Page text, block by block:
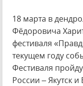
18 марта в
Фёдоровича
фестиваля
текущем году
Фестиваля
России – Якутск